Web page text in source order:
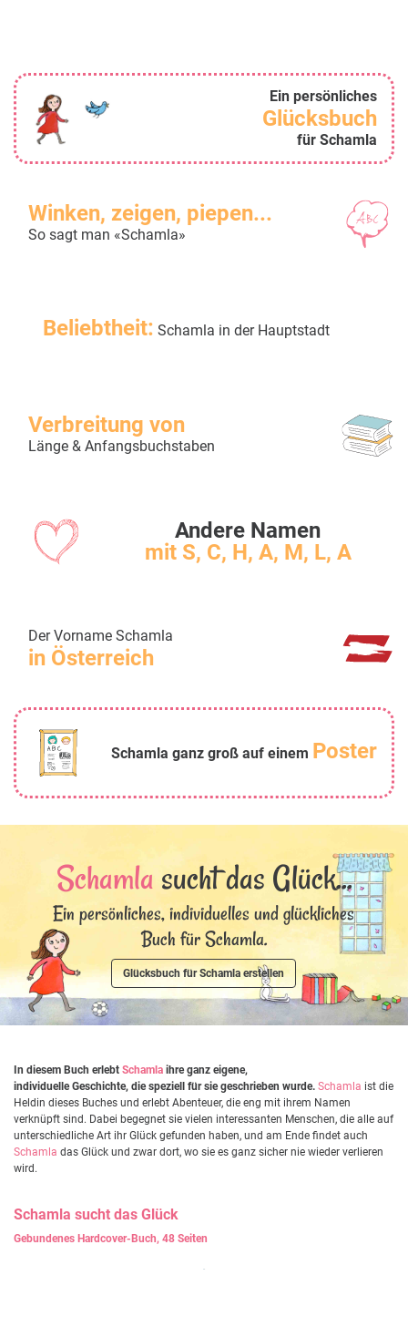
Ein persönliches
Glücksbuch
für Schamla
Winken, zeigen, piepen...
So sagt man «Schamla»
Beliebtheit: Schamla in der Hauptstadt
Verbreitung von
Länge & Anfangsbuchstaben
Andere Namen
mit S, C, H, A, M, L, A
Der Vorname Schamla
in Österreich
Schamla ganz groß auf einem Poster
Schamla sucht das Glück...
Ein persönliches, individuelles und glückliches
Buch für Schamla.
Glücksbuch für Schamla erstellen
In diesem Buch erlebt Schamla ihre ganz eigene,
individuelle Geschichte, die speziell für sie geschrieben wurde. Schamla ist die
Heldin dieses Buches und erlebt Abenteuer, die eng mit ihrem Namen
verknüpft sind. Dabei begegnet sie vielen interessanten Menschen, die alle auf
unterschiedliche Art ihr Glück gefunden haben, und am Ende findet auch
Schamla das Glück und zwar dort, wo sie es ganz sicher nie wieder verlieren
wird.
Schamla sucht das Glück
Gebundenes Hardcover-Buch, 48 Seiten